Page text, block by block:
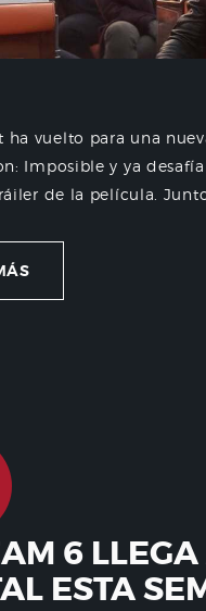
ha vuelto para una
Imposible y ya
de la película. Junto
6
ESTA